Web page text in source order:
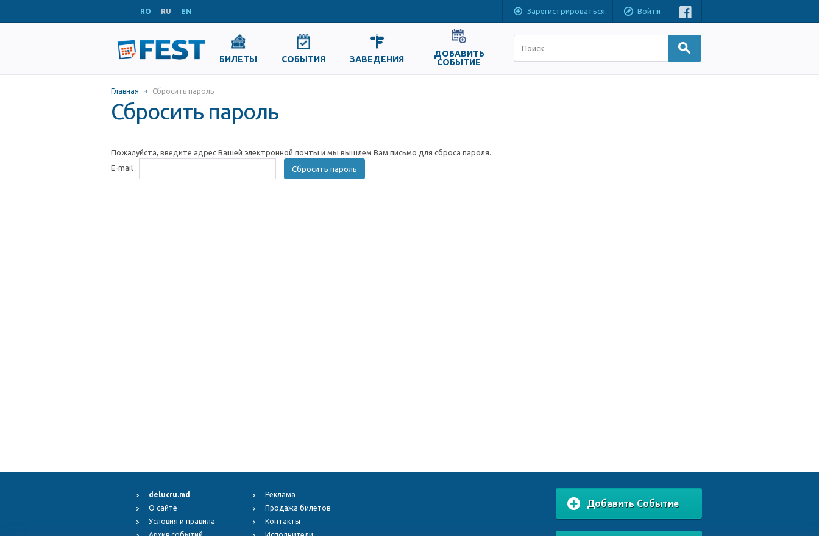
RO RU EN Зарегистрироваться Войти
БИЛЕТЫ СОБЫТИЯ ЗАВЕДЕНИЯ
ДОБАВИТЬ
СОБЫТИЕ
Главная Сбросить пароль
Сбросить пароль
Пожалуйста, введите адрес Вашей электронной почты и мы вышлем Вам письмо для сброса пароля.
E-mail
Сбросить пароль
delucru.md
О сайте
Условия и правила
Архив событий
Реклама
Продажа билетов
Контакты
Исполнители
Добавить Событие